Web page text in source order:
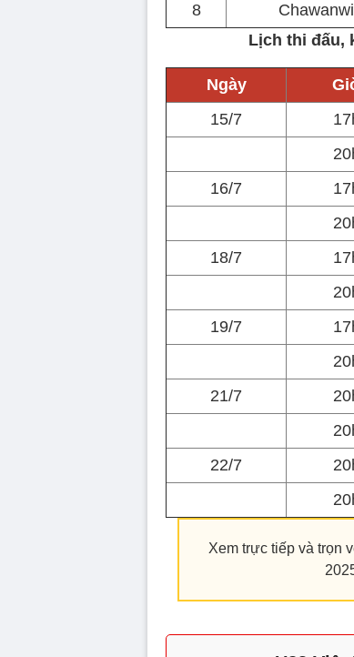
8
Lịch thi đấu,
Ngày
15/7
16/7
18/7
19/7
21/7
22/7
Xem trực tiếp và trọn